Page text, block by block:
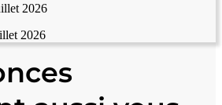
2026
2026